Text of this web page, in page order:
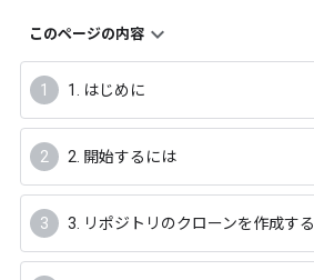
このページの内容
1. はじめに
2. 開始するには
3. リポジトリのクローンを作成する